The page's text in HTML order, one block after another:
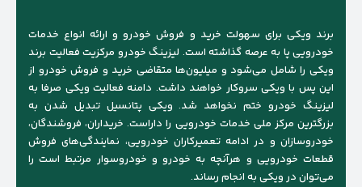
برند ویکی برای سهولت خرید و فروش خودرو و ارائه انواع خدمات
خودرویی پا به عرصه گذاشته است. لیزینگ خودرو مرکزیت فعالیت برند
ویکی را شامل می‌شود و میلیون‌ها متقاضی خرید و فروش خودرو از
این پس با ویکی سروکار خواهند داشت. دامنه فعالیت ویکی صرفا به
لیزینگ خودرو ختم نخواهد شد. ویکی پتانسیل تبدیل شدن به
بزرگترین مرکز ملی خدمات خودرویی را داراست. خریداران، فروشندگان،
خودروسازان و در ادامه تعمیرکاران خودرویی، نمایندگی‌های فروش
قطعات خودرویی و هرآنچه به خودرو و خودروسوار مرتبط است را
می‌توان در ویکی به انجام رساند.